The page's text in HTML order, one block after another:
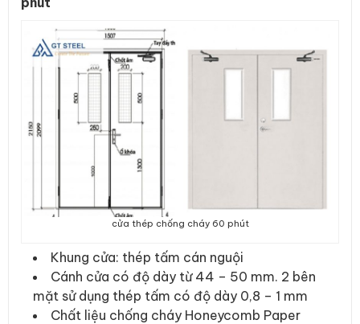
cửa thép chống cháy 60 phút
Khung cửa: thép tấm cán nguội
Cánh cửa có độ dày từ 44 – 50 mm. 2 bên
mặt sử dụng thép tấm có độ dày 0,8 – 1 mm
Chất liệu chống cháy Honeycomb Paper